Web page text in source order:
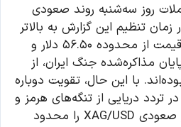
روز سه‌شنبه روند صعودی
تنظیم این گزارش به بالاتر
از ۵۹ دلار رسید. بازگشت قیمت از محدوده ۵۶.۵۰ دلار و
مذاکره‌شده جنگ ایران، از
با این حال، تقویت دوباره
در تردد دریایی از تنگه‌های هرمز و
باب‌المندب می‌تواند مسیر صعودی XAG/USD را محدود